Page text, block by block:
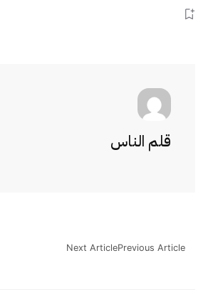
قلم الناس
Previous Article
Next Article